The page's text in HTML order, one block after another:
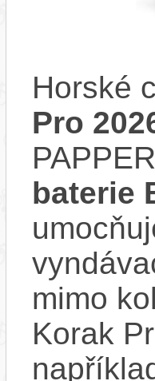
Horské
Pro
baterie
mimo
Korak